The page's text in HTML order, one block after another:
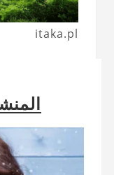
itaka.pl